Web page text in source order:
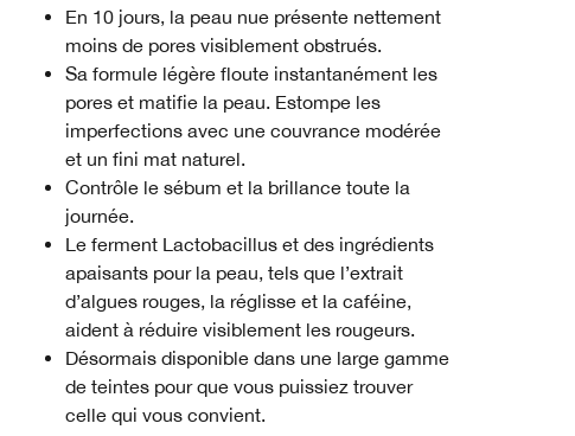
En 10 jours, la peau nue présente nettement
moins de pores visiblement obstrués.
Sa formule légère floute instantanément les
pores et matifie la peau. Estompe les
imperfections avec une couvrance modérée
et un fini mat naturel.
Contrôle le sébum et la brillance toute la
journée.
Le ferment Lactobacillus et des ingrédients
apaisants pour la peau, tels que l’extrait
d’algues rouges, la réglisse et la caféine,
aident à réduire visiblement les rougeurs.
Désormais disponible dans une large gamme
de teintes pour que vous puissiez trouver
celle qui vous convient.